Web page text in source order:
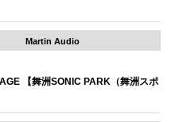
Martin Audio
【舞洲SONIC PARK（舞洲スポ